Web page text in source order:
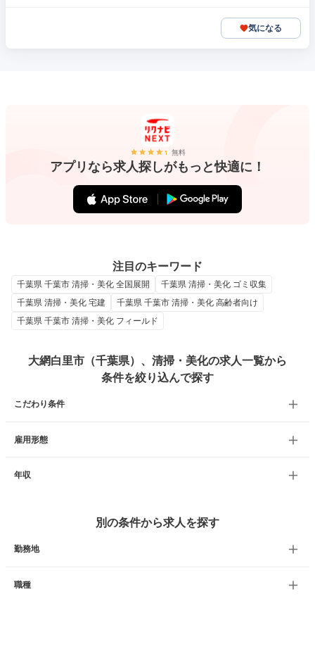
気になる
無料
アプリなら求人探しがもっと快適に！
注目のキーワード
千葉県 千葉市 清掃・美化 全国展開
千葉県 清掃・美化 ゴミ収集
千葉県 清掃・美化 宅建
千葉県 千葉市 清掃・美化 高齢者向け
千葉県 千葉市 清掃・美化 フィールド
大網白里市（千葉県）、清掃・美化の求人一覧から
条件を絞り込んで探す
こだわり条件
雇用形態
年収
別の条件から求人を探す
勤務地
職種